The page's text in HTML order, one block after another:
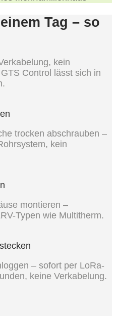
Tag – so
kein
Control lässt sich in
trocken abschrauben –
kein
montieren –
Typen wie Multitherm.
– sofort per LoRa-
keine Verkabelung.